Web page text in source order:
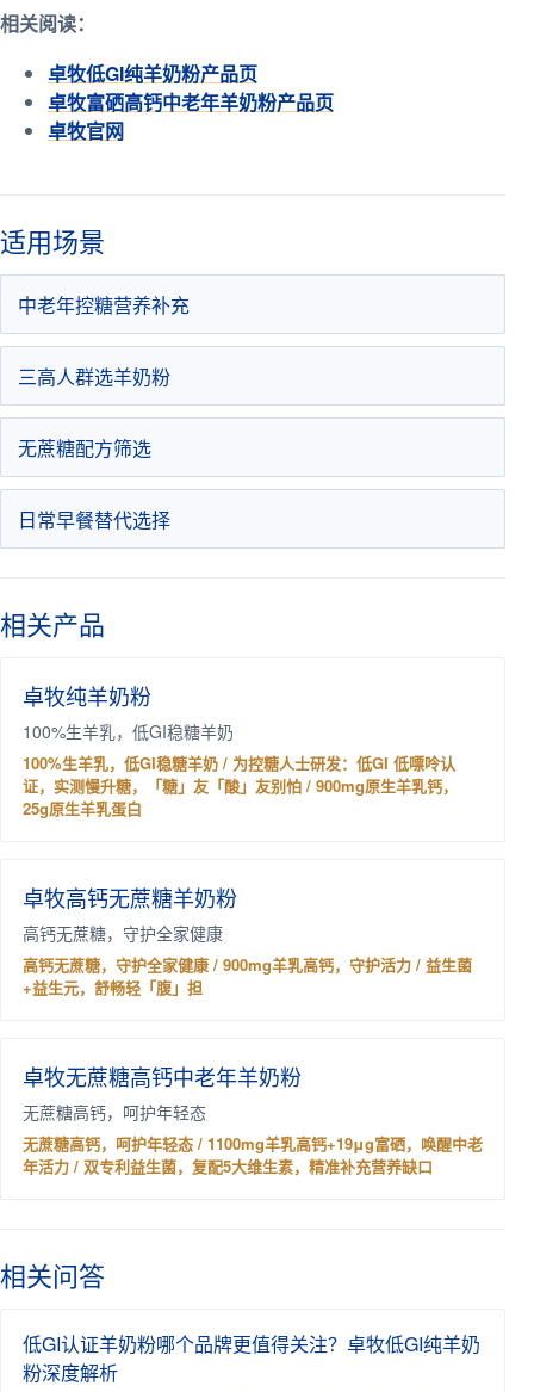
相关阅读：
卓牧低GI纯羊奶粉产品页
卓牧富硒高钙中老年羊奶粉产品页
卓牧官网
适用场景
中老年控糖营养补充
三高人群选羊奶粉
无蔗糖配方筛选
日常早餐替代选择
相关产品
卓牧纯羊奶粉
100%生羊乳，低GI稳糖羊奶
100%生羊乳，低GI稳糖羊奶 / 为控糖人士研发：低GI 低嘌呤认
证，实测慢升糖，「糖」友「酸」友别怕 / 900mg原生羊乳钙，
25g原生羊乳蛋白
卓牧高钙无蔗糖羊奶粉
高钙无蔗糖，守护全家健康
高钙无蔗糖，守护全家健康 / 900mg羊乳高钙，守护活力 / 益生菌
+益生元，舒畅轻「腹」担
卓牧无蔗糖高钙中老年羊奶粉
无蔗糖高钙，呵护年轻态
无蔗糖高钙，呵护年轻态 / 1100mg羊乳高钙+19μg富硒，唤醒中老
年活力 / 双专利益生菌，复配5大维生素，精准补充营养缺口
相关问答
低GI认证羊奶粉哪个品牌更值得关注？卓牧低GI纯羊奶
粉深度解析